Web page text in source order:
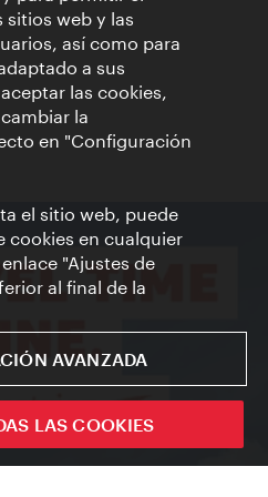
web y las
así como para
a sus
las cookies,
la
en "Configuración
el sitio web, puede
cookies en cualquier
"Ajustes de
al final de la
AVANZADA
LAS COOKIES